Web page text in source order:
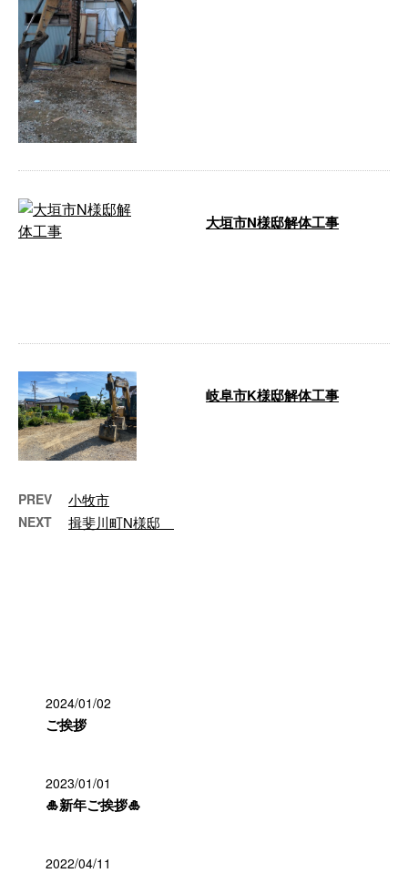
大垣市N様邸解体工事
岐阜市K様邸解体工事
PREV 小牧市
NEXT 揖斐川町N様邸
2024/01/02
ご挨拶
2023/01/01
🎍新年ご挨拶🎍
2022/04/11